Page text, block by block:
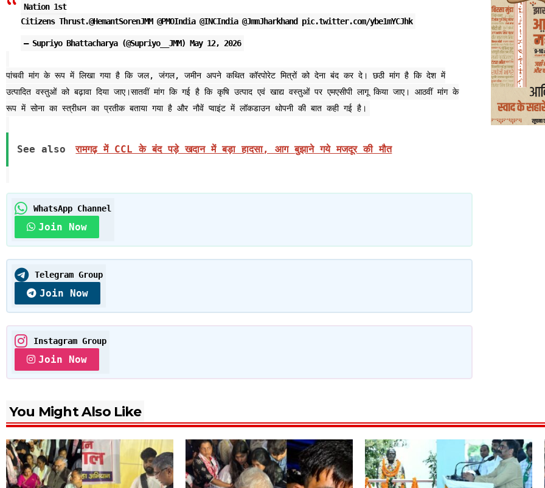
Nation 1st
Citizens Thrust.@HemantSorenJMM @PMOIndia @INCIndia @JmmJharkhand pic.twitter.com/ybe1mYCJhk
— Supriyo Bhattacharya (@Supriyo__JMM) May 12, 2026
पांचवी मांग के रूप में लिखा गया है कि जल, जंगल, जमीन अपने कथित कॉरपोरेट मित्रों को देना बंद कर दे। छठी मांग है कि देश में
उत्पादित वस्तुओं को बढ़ावा दिया जाए।सातवीं मांग कि गई है कि कृषि उत्पाद एवं खाद्य वस्तुओं पर एमएसीपी लागू किया जाए। आठवीं मांग के
रूप में सोना का स्त्रीधन का प्रतीक बताया गया है और नौवें प्वाइंट में लॉकडाउन थोपनी की बात कही गई है।
See also रामगढ़ में CCL के बंद पड़े खदान में बड़ा हादसा, आग बुझाने गये मजदूर की मौत
WhatsApp Channel
Join Now
Telegram Group
Join Now
Instagram Group
Join Now
You Might Also Like